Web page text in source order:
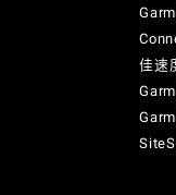
佳速